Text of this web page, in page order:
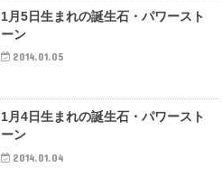
1月5日生まれの誕生石・パワースト
ーン
2014.01.05
1月4日生まれの誕生石・パワースト
ーン
2014.01.04